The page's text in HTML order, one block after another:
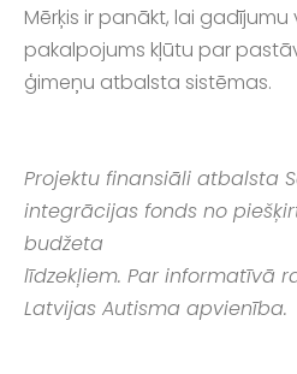
Mērķis ir panākt, lai
pakalpojums kļūtu par
ģimeņu atbalsta sistēmas.
Projektu finansiāli atbalsta
integrācijas fonds no
budžeta
līdzekļiem. Par informatīvā
Latvijas Autisma apvienība.